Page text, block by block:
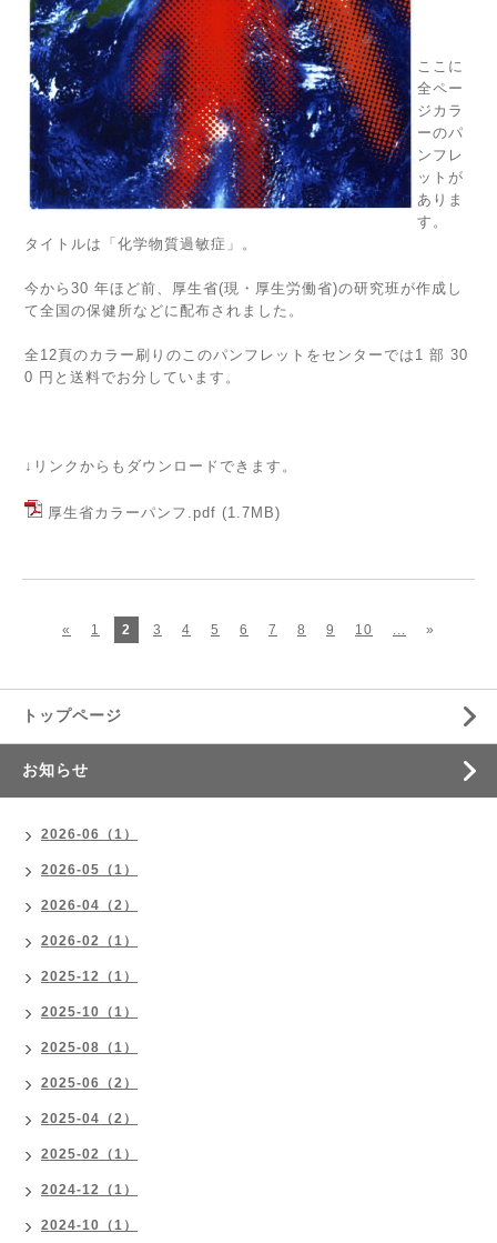
ここに
全ペー
ジカラ
ーのパ
ンフレ
ットが
ありま
す。
タイトルは「化学物質過敏症」。
今から30 年ほど前、厚生省(現・厚生労働省)の研究班が作成し
て全国の保健所などに配布されました。
全12頁のカラー刷りのこのパンフレットをセンターでは1 部 30
0 円と送料でお分しています。
↓リンクからもダウンロードできます。
厚生省カラーパンフ.pdf (1.7MB)
« 1 2 3 4 5 6 7 8 9 10 ... »
トップページ
お知らせ
2026-06（1）
2026-05（1）
2026-04（2）
2026-02（1）
2025-12（1）
2025-10（1）
2025-08（1）
2025-06（2）
2025-04（2）
2025-02（1）
2024-12（1）
2024-10（1）